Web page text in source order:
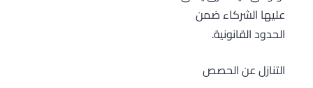
عليها الشركاء ضمن
الحدود القانونية.
التنازل عن الحصص